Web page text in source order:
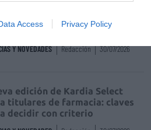
Access Privacy Policy
un apoyo esencial en
infantil
Y NOVEDADES Redacción 30/07/2026
edición de Kardia Select
titulares de farmacia: claves
decidir con criterio